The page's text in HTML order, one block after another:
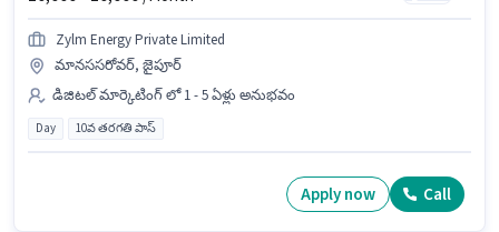
Zylm Energy Private Limited
మానససరోవర్, జైపూర్
డిజిటల్ మార్కెటింగ్ లో 1 - 5 ఏళ్లు అనుభవం
Day 10వ తరగతి పాస్
Apply now Call